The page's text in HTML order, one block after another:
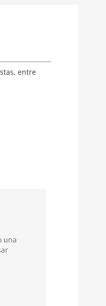
entre
una
Los